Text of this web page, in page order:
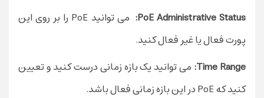
PoE Administrative Status:
می توانید PoE را بر روی این
پورت فعال یا غیر فعال کنید.
Time Range: می توانید یک بازه زمانی درست کنید و تعیین
کنید که PoE در این بازه زمانی فعال باشد.